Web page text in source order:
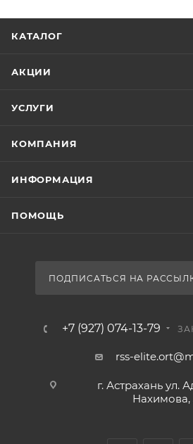
КАТАЛОГ
АКЦИИ
УСЛУГИ
КОМПАНИЯ
ИНФОРМАЦИЯ
ПОМОЩЬ
ПОДПИСАТЬСЯ НА
+7 (927) 074-13-79
rss-
г. Астрахань ул.
Нахимова,